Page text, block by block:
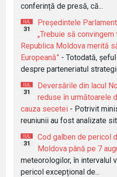
conferință de presă, că...
IUL
31
Președintele
„Trebuie să
Republica Moldova merită
Europeană” - Totodată,
despre parteneriatul
IUL
31
Deversările din lacul
reduse în următoarele
cauza secetei - Potrivit
reuniunii au fost analizate
IUL
31
Cod galben de pericol
Moldova până pe 7
meteorologilor, în intervalul
pericol excepțional de...